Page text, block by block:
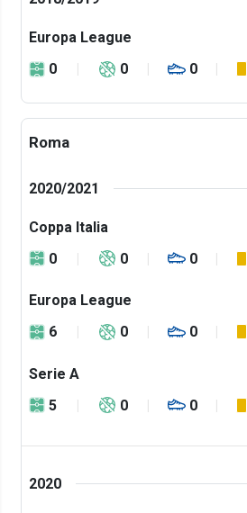
Europa League
0
0 0
Roma
2020/2021
Coppa Italia
0
0 0
Europa League
6
0 0
Serie A
5
0 0
2020